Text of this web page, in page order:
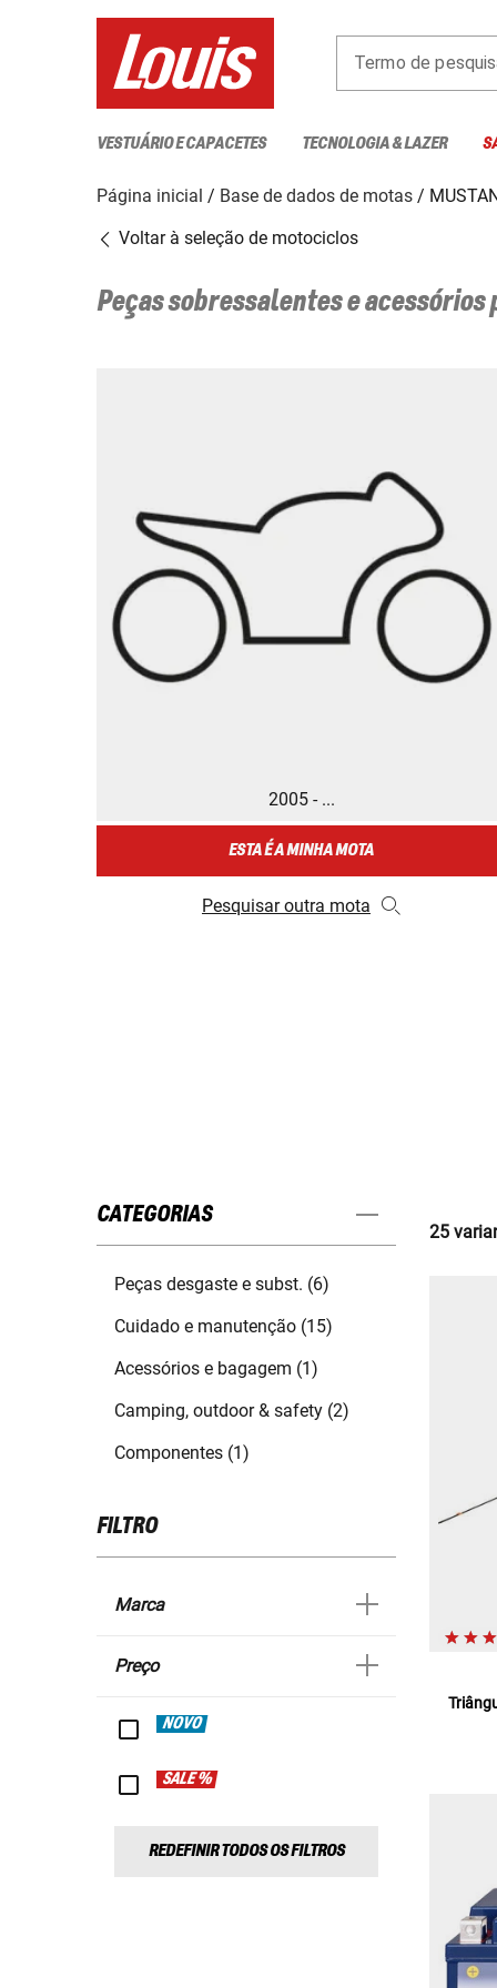
Termo de
VESTUÁRIO E CAPACETES TECNOLOGIA & LAZER
Página inicial Base de dados de motas
Voltar à seleção de motociclos
Peças sobressalentes e acessórios
2005 - ...
ESTA É A MINHA MOTA
Pesquisar outra mota
CATEGORIAS
Peças desgaste e subst. (6)
Cuidado e manutenção (15)
Acessórios e bagagem (1)
Camping, outdoor & safety (2)
Componentes (1)
FILTRO
Marca
Preço
NOVO
SALE %
REDEFINIR TODOS OS FILTROS
25